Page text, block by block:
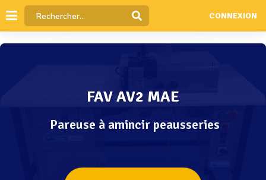
CONNEXION
FAV AV2 MAE
Pareuse à amincir peausseries